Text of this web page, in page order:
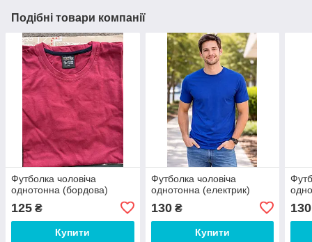
Подібні товари компанії
Футболка чоловіча
однотонна (бордова)
125 ₴
Купити
Футболка чоловіча
однотонна (електрик)
130₴
Купити
130